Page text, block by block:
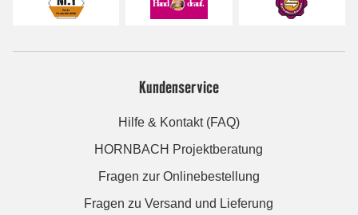
Kundenservice
Hilfe & Kontakt (FAQ)
HORNBACH Projektberatung
Fragen zur Onlinebestellung
Fragen zu Versand und Lieferung